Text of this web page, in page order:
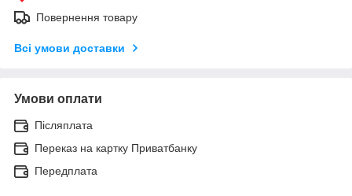
Повернення товару
Всі умови доставки
Умови оплати
Післяплата
Переказ на картку Приватбанку
Передплата